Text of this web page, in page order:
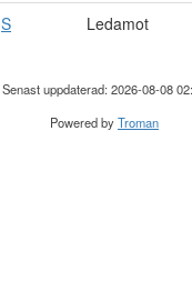
S Ledamot
Senast uppdaterad: 2026-08-08
Powered byTroman